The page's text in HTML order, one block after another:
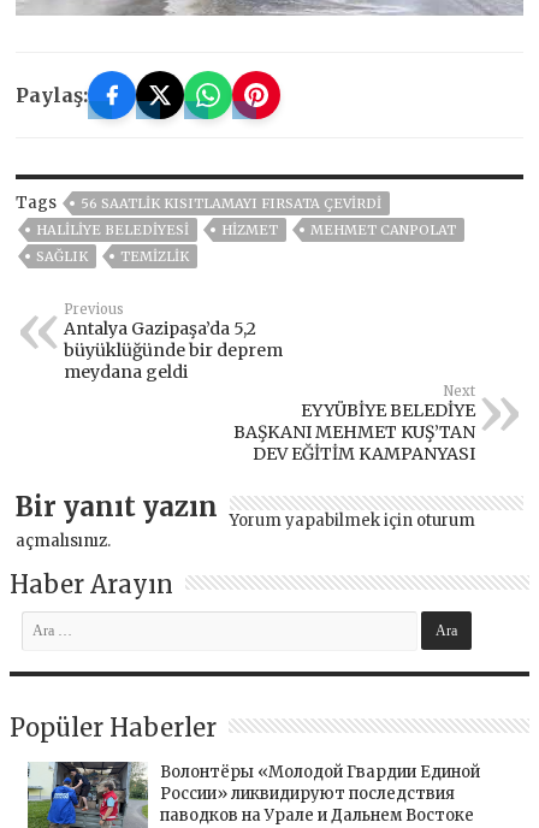
Paylaş:
Tags
56 SAATLİK KISITLAMAYI FIRSATA ÇEVİRDİ
HALİLİYE BELEDİYESİ
HİZMET
MEHMET CANPOLAT
SAĞLIK
TEMIZLIK
Previous
Antalya Gazipaşa’da 5,2
büyüklüğünde bir deprem
meydana geldi
Next
EYYÜBİYE BELEDİYE
BAŞKANI MEHMET KUŞ’TAN
DEV EĞİTİM KAMPANYASI
Bir yanıt yazın Yorum yapabilmek için oturum
açmalısınız.
Haber Arayın
Popüler Haberler
Волонтёры «Молодой Гвардии Единой
России» ликвидируют последствия
паводков на Урале и Дальнем Востоке